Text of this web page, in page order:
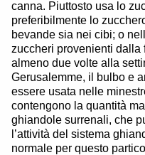
canna. Piuttosto usa lo
preferibilmente lo
bevande sia nei cibi; o
zuccheri provenienti dalla
almeno due volte alla
Gerusalemme, il bulbo e
essere usata nelle
contengono la quantità
ghiandole surrenali, che
l’attività del sistema
normale per questo